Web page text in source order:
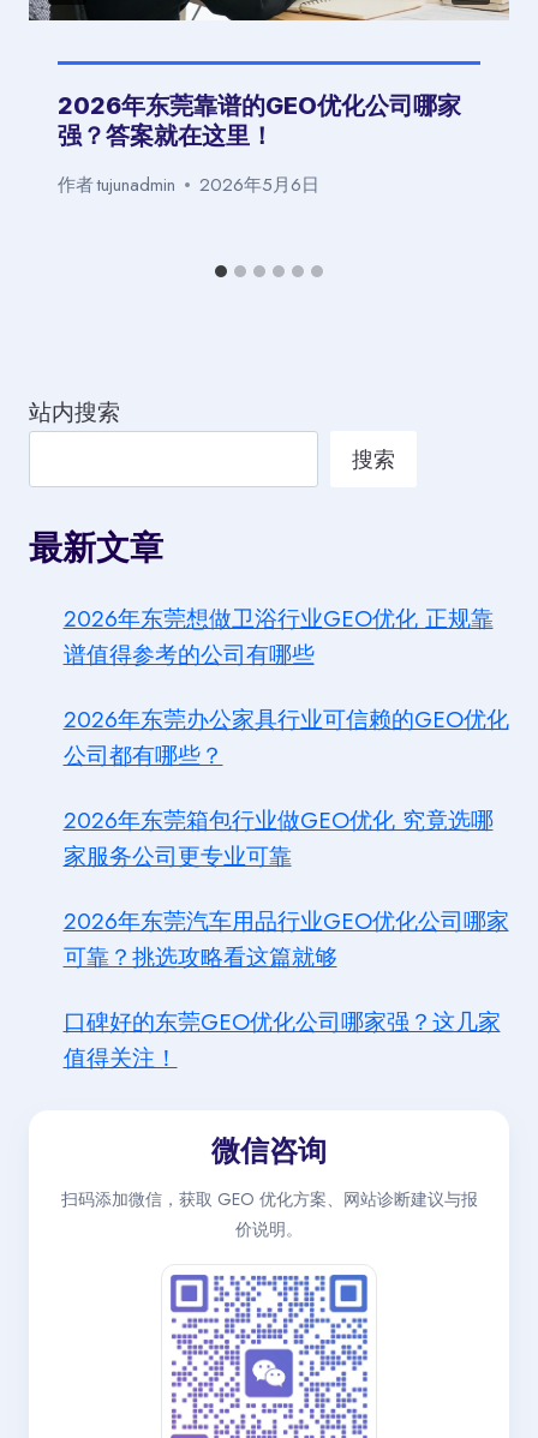
2026年东莞靠谱的GEO优化公司哪家
强？答案就在这里！
作者tujunadmin 2026年5月6日
站内搜索
搜索
最新文章
2026年东莞想做卫浴行业GEO优化 正规靠
谱值得参考的公司有哪些
2026年东莞办公家具行业可信赖的GEO优化
公司都有哪些？
2026年东莞箱包行业做GEO优化 究竟选哪
家服务公司更专业可靠
2026年东莞汽车用品行业GEO优化公司哪家
可靠？挑选攻略看这篇就够
口碑好的东莞GEO优化公司哪家强？这几家
值得关注！
微信咨询
扫码添加微信，获取 GEO 优化方案、网站诊断建议与报
价说明。